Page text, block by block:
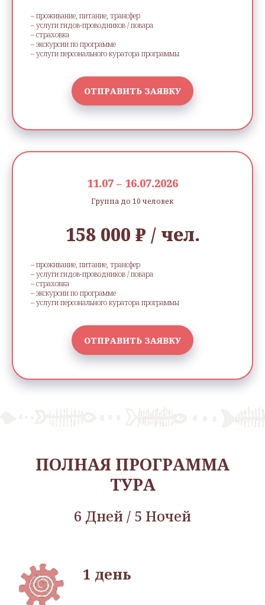
– проживание, питание, трансфер
– услуги гидов-проводников / повара
– страховка
– экскурсии по программе
– услуги персонального куратора программы
ОТПРАВИТЬ ЗАЯВКУ
11.07 – 16.07.2026
Группа до 10 человек
158 000 ₽ / чел.
– проживание, питание, трансфер
– услуги гидов-проводников / повара
– страховка
– экскурсии по программе
– услуги персонального куратора программы
ОТПРАВИТЬ ЗАЯВКУ
ПОЛНАЯ ПРОГРАММА
ТУРА
6 Дней / 5 Ночей
1 день